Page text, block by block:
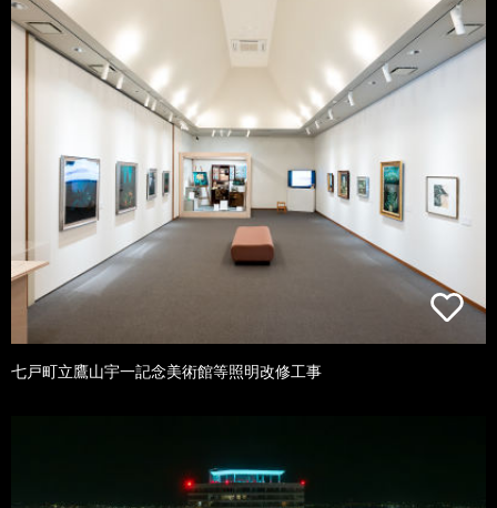
七戸町立鷹山宇一記念美術館等照明改修工事